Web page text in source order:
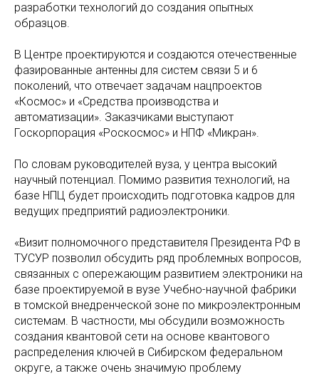
разработки технологий до создания опытных
образцов.
В Центре проектируются и создаются отечественные
фазированные антенны для систем связи 5 и 6
поколений, что отвечает задачам нацпроектов
«Космос» и «Средства производства и
автоматизации». Заказчиками выступают
Госкорпорация «Роскосмос» и НПФ «Микран».
По словам руководителей вуза, у центра высокий
научный потенциал. Помимо развития технологий, на
базе НПЦ будет происходить подготовка кадров для
ведущих предприятий радиоэлектроники.
«Визит полномочного представителя Президента РФ в
ТУСУР позволил обсудить ряд проблемных вопросов,
связанных с опережающим развитием электроники на
базе проектируемой в вузе Учебно-научной фабрики
в томской внедренческой зоне по микроэлектронным
системам. В частности, мы обсудили возможность
создания квантовой сети на основе квантового
распределения ключей в Сибирском федеральном
округе, а также очень значимую проблему